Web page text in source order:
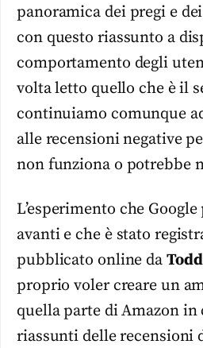
panoramica dei pregi e
con questo riassunto a
comportamento degli
volta letto quello che è il
continuiamo comunque
alle recensioni negative
non funziona o potrebbe
L’esperimento che
avanti e che è stato
pubblicato online da Todd
proprio voler creare un
quella parte di Amazon
riassunti delle recensioni